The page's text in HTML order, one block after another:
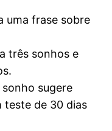
uma frase sobre
três sonhos e
sonho sugere
teste de 30 dias